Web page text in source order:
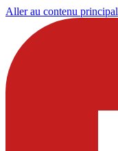
Aller au contenu principal